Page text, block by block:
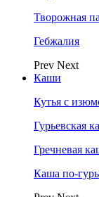
Творожная
Гебжалия
Prev Next
Каши
Кутья с
Гурьевская
Гречневая
Каша по-